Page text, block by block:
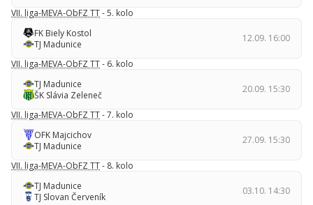
VII. liga-MEVA-ObFZ TT- 5. kolo
FK Biely Kostol
TJ Madunice
12.09. 16:00
VII. liga-MEVA-ObFZ TT- 6. kolo
TJ Madunice
ŠK Slávia Zeleneč
20.09. 15:30
VII. liga-MEVA-ObFZ TT- 7. kolo
OFK Majcichov
TJ Madunice
27.09. 15:30
VII. liga-MEVA-ObFZ TT- 8. kolo
TJ Madunice
TJ Slovan Červeník
03.10. 14:30